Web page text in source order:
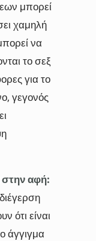
μπορεί
χαμηλή
να
το σεξ
για το
γεγονός
στην αφή:
ότι είναι
άγγιγμα